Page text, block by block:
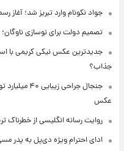
جواد نکونام وارد تبریز شد؛ آغاز
تصمیم دولت برای نوسازی ناوگان؛ ۴۰۰۰ اتوبوس نو به کشور می‌آید
جدیدترین عکس نیکی کریمی با
جذاب؟
جنجال جراحی
عکس
روایت رسانه انگلیسی از خطرناک
ادای احترام ویژه دی‌پل به پدر مسی!